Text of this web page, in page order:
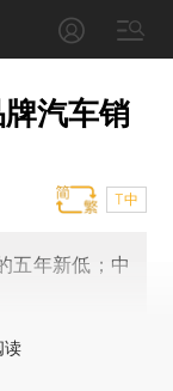
牌汽车销
T中
五年新低；中
读